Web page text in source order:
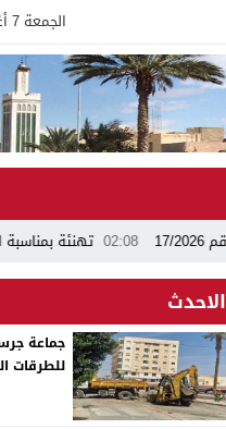
الجمعة 7 أغسطس 2026 - 7:07 صباحًا
02:08 تهنئة بمناسبة السنة الهجرية
الاحدث
جماعة
للطرقات